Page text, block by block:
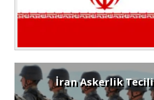
İran Askerlik Tecili